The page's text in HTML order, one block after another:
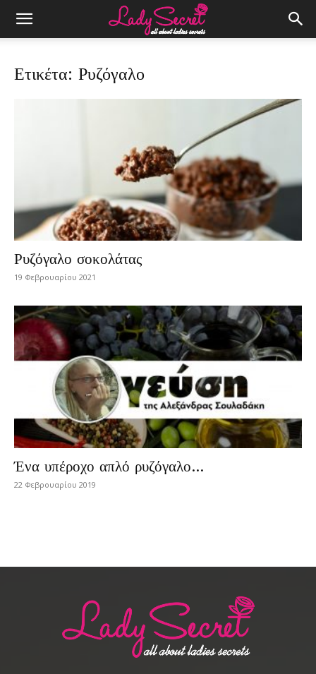
Ετικέτα: Ρυζόγαλο
Ρυζόγαλο σοκολάτας
19 Φεβρουαρίου 2021
Ένα υπέροχο απλό ρυζόγαλο…
22 Φεβρουαρίου 2019